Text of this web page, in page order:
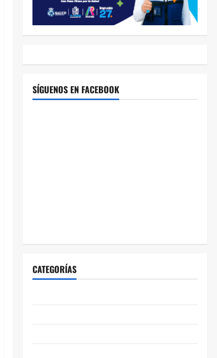
SÍGUENOS EN FACEBOOK
CATEGORÍAS